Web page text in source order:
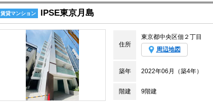
賃貸マンション IPSE東京月島
住所
東京都中央区佃２丁目
周辺地図
築年
2022年06月（築4年）
階建 9階建